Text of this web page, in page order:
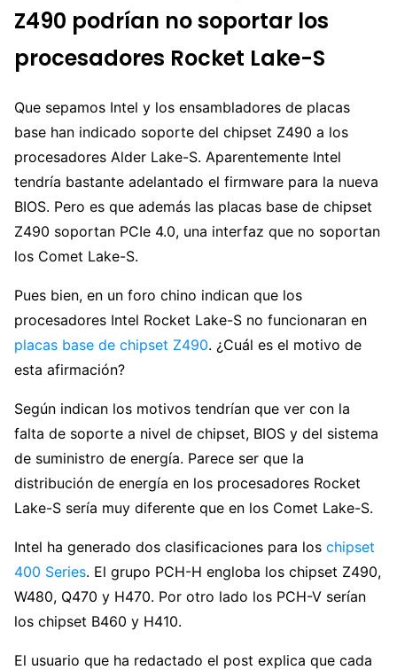
Z490 podrían no soportar los
procesadores Rocket Lake-S
Que sepamos Intel y los ensambladores de placas
base han indicado soporte del chipset Z490 a los
procesadores Alder Lake-S. Aparentemente Intel
tendría bastante adelantado el firmware para la nueva
BIOS. Pero es que además las placas base de chipset
Z490 soportan PCIe 4.0, una interfaz que no soportan
los Comet Lake-S.
Pues bien, en un foro chino indican que los
procesadores Intel Rocket Lake-S no funcionaran en
placas base de chipset Z490. ¿Cuál es el motivo de
esta afirmación?
Según indican los motivos tendrían que ver con la
falta de soporte a nivel de chipset, BIOS y del sistema
de suministro de energía. Parece ser que la
distribución de energía en los procesadores Rocket
Lake-S sería muy diferente que en los Comet Lake-S.
Intel ha generado dos clasificaciones para los chipset
400 Series. El grupo PCH-H engloba los chipset Z490,
W480, Q470 y H470. Por otro lado los PCH-V serían
los chipset B460 y H410.
El usuario que ha redactado el post explica que cada